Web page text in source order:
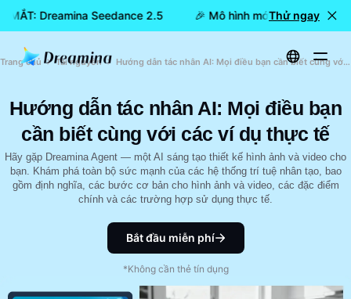
MẮT: Dreamina Seedance 2.5 🎉 Mô hình mới đã RA MẮT:
Thử ngay
Trang chủ Tài nguyên Hướng dẫn tác nhân AI: Mọi điều bạn cần biết cùng với các ví dụ thực tế
Hướng dẫn tác nhân AI: Mọi điều bạn
cần biết cùng với các ví dụ thực tế
Hãy gặp Dreamina Agent — một AI sáng tạo thiết kế hình ảnh và video cho
bạn. Khám phá toàn bộ sức mạnh của các hệ thống trí tuệ nhân tạo, bao
gồm định nghĩa, các bước cơ bản cho hình ảnh và video, các đặc điểm
chính và các trường hợp sử dụng thực tế.
Bắt đầu miễn phí
*Không cần thẻ tín dụng